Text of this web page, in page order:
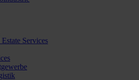
Services